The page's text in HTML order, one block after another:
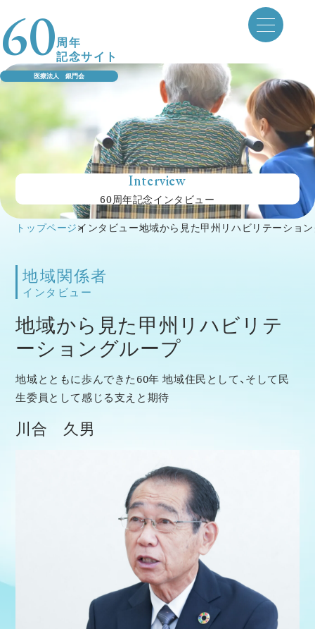
to
content
60周年
記念サイト
医療法人 銀門会
Interview
60周年記念インタビュー
トップページ>
インタビュー>
地域から見た甲州リハビリテーショ
地域関係者
インタビュー
地域から見た甲州リハビリテ
ーショングループ
地域とともに歩んできた60年 地域住民として、そして民
生委員として感じる支えと期待
川合 久男